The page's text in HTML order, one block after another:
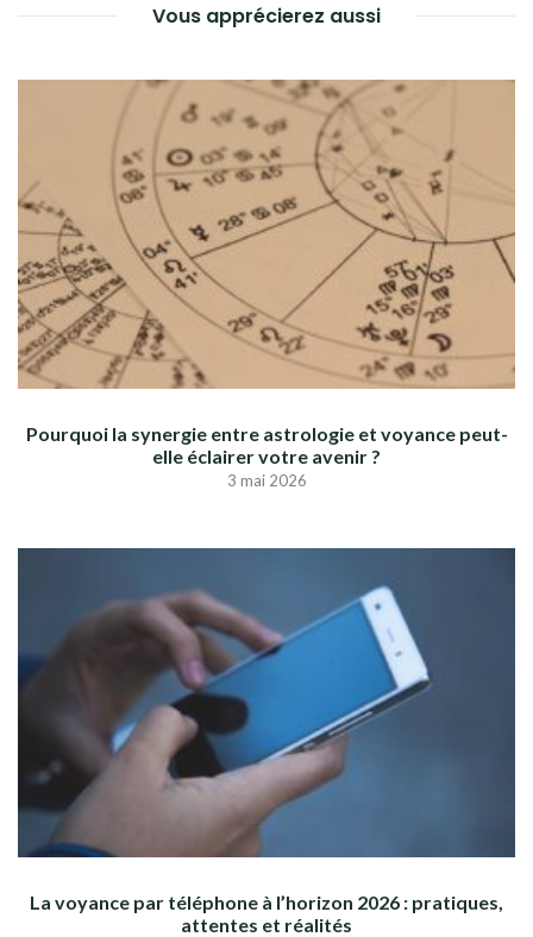
Vous apprécierez aussi
Pourquoi la synergie entre astrologie et voyance peut-
elle éclairer votre avenir ?
3 mai 2026
La voyance par téléphone à l’horizon 2026 : pratiques,
attentes et réalités